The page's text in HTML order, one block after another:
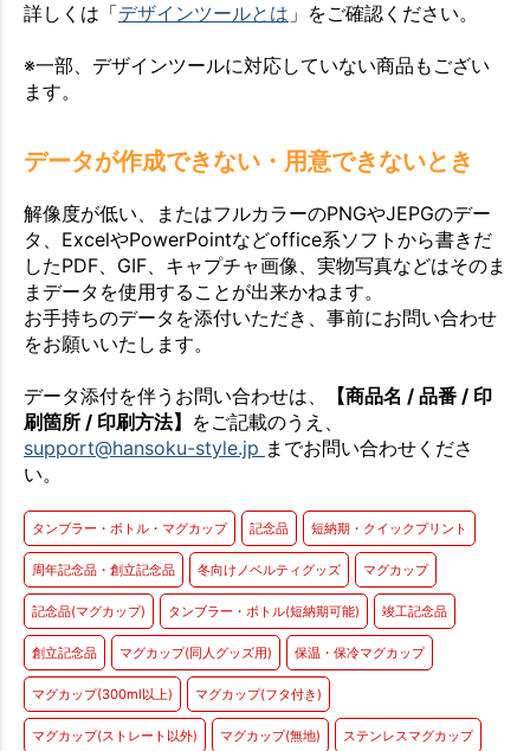
詳しくは「デザインツールとは 」をご確認ください。
※一部、デザインツールに対応していない商品もござい
ます。
データが作成できない・用意できないとき
解像度が低い、またはフルカラーのPNGやJEPGのデー
タ、ExcelやPowerPointなどoffice系ソフトから書きだ
したPDF、GIF、キャプチャ画像、実物写真などはそのま
まデータを使用することが出来かねます。
お手持ちのデータを添付いただき、事前にお問い合わせ
をお願いいたします。
データ添付を伴うお問い合わせは、
【商品名 / 品番 / 印
刷箇所 / 印刷方法】 をご記載のうえ、
support@hansoku-style.jp までお問い合わせくださ
い。
タンブラー・ボトル・マグカップ 記念品 短納期・クイックプリント
周年記念品・創立記念品 冬向けノベルティグッズ マグカップ
記念品(マグカップ) タンブラー・ボトル(短納期可能) 竣工記念品
創立記念品 マグカップ(同人グッズ用) 保温・保冷マグカップ
マグカップ(300ml以上) マグカップ(フタ付き)
マグカップ(ストレート以外) マグカップ(無地) ステンレスマグカップ